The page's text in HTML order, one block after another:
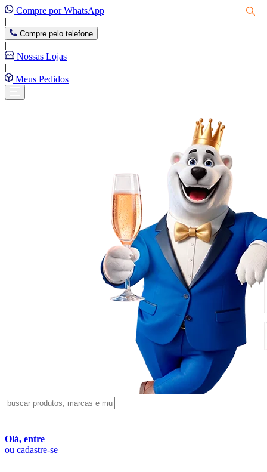
Compre por WhatsApp
|
Compre pelo telefone
|
Nossas Lojas
|
Meus Pedidos
Olá, entre
ou cadastre-se